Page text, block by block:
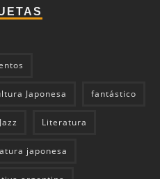
Japonesa fantástico
Jazz Literatura
japonesa